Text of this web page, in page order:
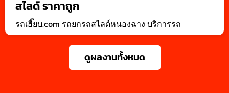
สไลด์ ราคาถูก
รถเฮี๊ยบ.com รถยกรถสไลด์หนองฉาง บริการรถ
ดูผลงานทั้งหมด